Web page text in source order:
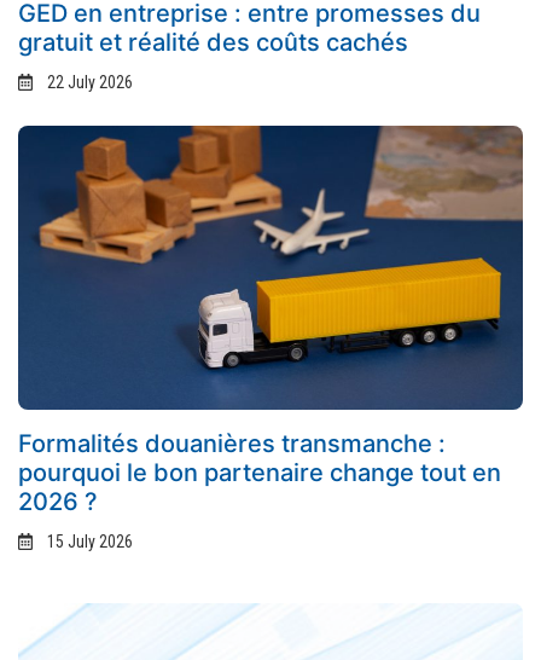
GED en entreprise : entre promesses du
gratuit et réalité des coûts cachés
22 July 2026
Formalités douanières transmanche :
pourquoi le bon partenaire change tout en
2026 ?
15 July 2026